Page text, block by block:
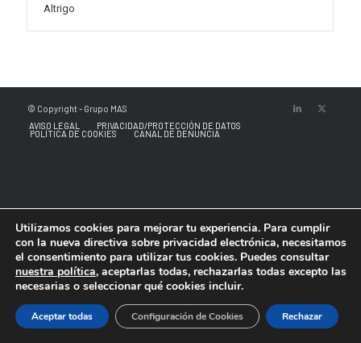
Altrigo
© Copyright - Grupo MAS
AVISO LEGAL
PRIVACIDAD/PROTECCIÓN DE DATOS
POLÍTICA DE COOKIES CANAL DE DENUNCIA
Utilizamos cookies para mejorar tu experiencia. Para cumplir
con la nueva directiva sobre privacidad electrónica, necesitamos
el consentimiento para utilizar tus cookies. Puedes consultar
nuestra política, aceptarlas todas, rechazarlas todas excepto las
necesarias o seleccionar qué cookies incluir.
Aceptar todas Rechazar
Configuración de Cookies